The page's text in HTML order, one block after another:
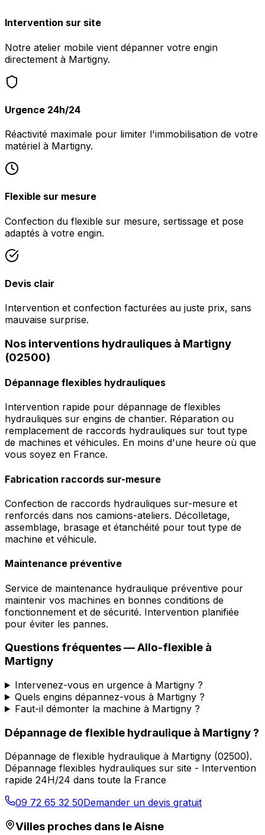
Intervention sur site
Notre atelier mobile vient dépanner votre engin
directement à Martigny.
Urgence 24h/24
Réactivité maximale pour limiter l'immobilisation de votre
matériel à Martigny.
Flexible sur mesure
Confection du flexible sur mesure, sertissage et pose
adaptés à votre engin.
Devis clair
Intervention et confection facturées au juste prix, sans
mauvaise surprise.
Nos interventions hydrauliques à Martigny
(02500)
Dépannage flexibles hydrauliques
Intervention rapide pour dépannage de flexibles
hydrauliques sur engins de chantier. Réparation ou
remplacement de raccords hydrauliques sur tout type
de machines et véhicules. En moins d'une heure où que
vous soyez en France.
Fabrication raccords sur-mesure
Confection de raccords hydrauliques sur-mesure et
renforcés dans nos camions-ateliers. Décolletage,
assemblage, brasage et étanchéité pour tout type de
machine et véhicule.
Maintenance préventive
Service de maintenance hydraulique préventive pour
maintenir vos machines en bonnes conditions de
fonctionnement et de sécurité. Intervention planifiée
pour éviter les pannes.
Questions fréquentes —Allo-flexible à
Martigny
Intervenez-vous en urgence à Martigny ?
Quels engins dépannez-vous à Martigny ?
Faut-il démonter la machine à Martigny ?
Dépannage de flexible hydraulique à Martigny?
Dépannage de flexible hydraulique à Martigny (02500).
Dépannage flexibles hydrauliques sur site - Intervention
rapide 24H/24 dans toute la France
09 72 65 32 50Demander un devis gratuit
Villes proches dans leAisne